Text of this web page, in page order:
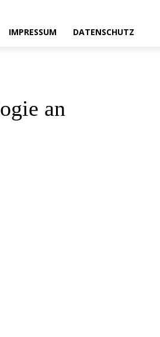
IMPRESSUM DATENSCHUTZ
an